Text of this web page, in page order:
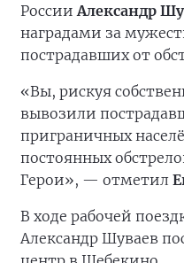
России Александр
наградами за
пострадавших от
«Вы, рискуя
вывозили
приграничных
постоянных
Герои», — отметил
В ходе рабочей
Александр Шуваев